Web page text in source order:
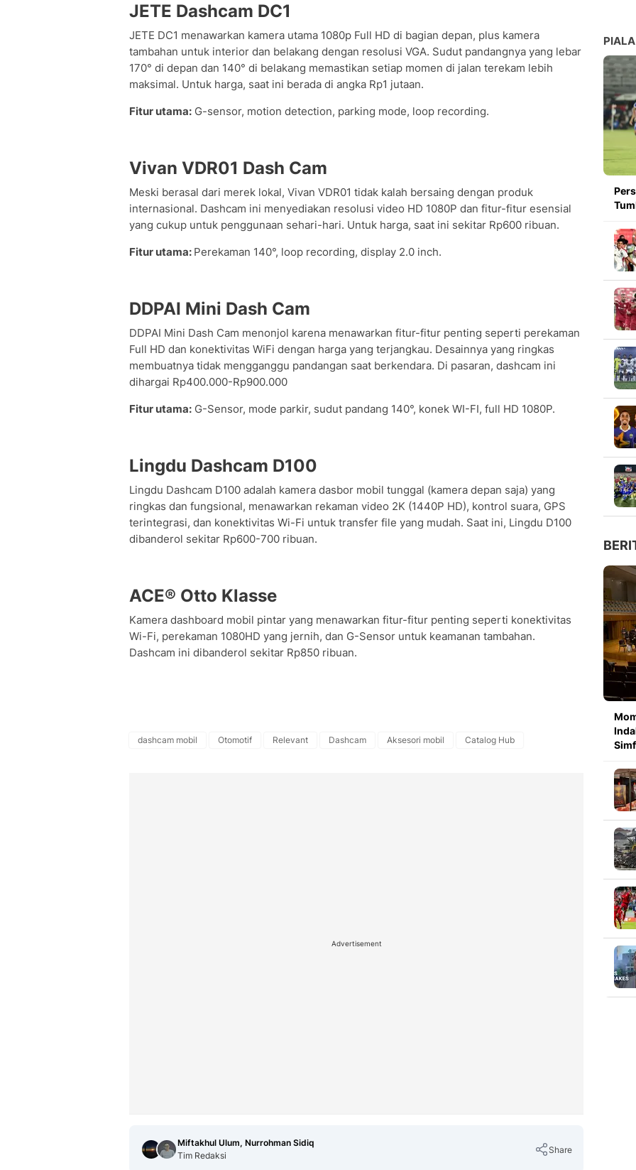
JETE Dashcam DC1
JETE DC1 menawarkan kamera utama 1080p Full HD di bagian depan, plus kamera
tambahan untuk interior dan belakang dengan resolusi VGA. Sudut pandangnya yang lebar
170° di depan dan 140° di belakang memastikan setiap momen di jalan terekam lebih
maksimal. Untuk harga, saat ini berada di angka Rp1 jutaan.
Fitur utama: G-sensor, motion detection, parking mode, loop recording.
Vivan VDR01 Dash Cam
Meski berasal dari merek lokal, Vivan VDR01 tidak kalah bersaing dengan produk
internasional. Dashcam ini menyediakan resolusi video HD 1080P dan fitur-fitur esensial
yang cukup untuk penggunaan sehari-hari. Untuk harga, saat ini sekitar Rp600 ribuan.
Fitur utama: Perekaman 140°, loop recording, display 2.0 inch.
DDPAI Mini Dash Cam
DDPAI Mini Dash Cam menonjol karena menawarkan fitur-fitur penting seperti perekaman
Full HD dan konektivitas WiFi dengan harga yang terjangkau. Desainnya yang ringkas
membuatnya tidak mengganggu pandangan saat berkendara. Di pasaran, dashcam ini
dihargai Rp400.000-Rp900.000
Fitur utama: G-Sensor, mode parkir, sudut pandang 140°, konek WI-FI, full HD 1080P.
Lingdu Dashcam D100
Lingdu Dashcam D100 adalah kamera dasbor mobil tunggal (kamera depan saja) yang
ringkas dan fungsional, menawarkan rekaman video 2K (1440P HD), kontrol suara, GPS
terintegrasi, dan konektivitas Wi-Fi untuk transfer file yang mudah. Saat ini, Lingdu D100
dibanderol sekitar Rp600-700 ribuan.
ACE® Otto Klasse
Kamera dashboard mobil pintar yang menawarkan fitur-fitur penting seperti konektivitas
Wi-Fi, perekaman 1080HD yang jernih, dan G-Sensor untuk keamanan tambahan.
Dashcam ini dibanderol sekitar Rp850 ribuan.
dashcam mobil Otomotif Relevant Dashcam Aksesori mobil Catalog Hub
Advertisement
Miftakhul Ulum, Nurrohman Sidiq
Tim Redaksi
Share